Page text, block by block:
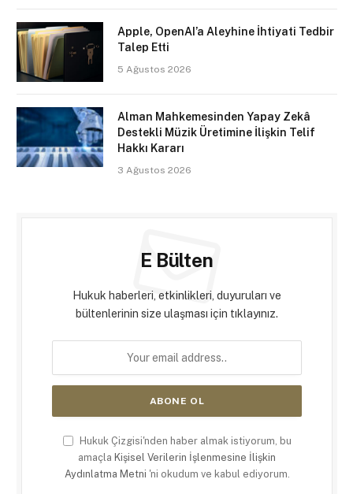
Apple, OpenAI’a Aleyhine İhtiyati Tedbir
Talep Etti
5 Ağustos 2026
Alman Mahkemesinden Yapay Zekâ
Destekli Müzik Üretimine İlişkin Telif
Hakkı Kararı
3 Ağustos 2026
E Bülten
Hukuk haberleri, etkinlikleri, duyuruları ve
bültenlerinin size ulaşması için tıklayınız.
Hukuk Çizgisi'nden haber almak istiyorum, bu
amaçla Kişisel Verilerin İşlenmesine İlişkin
Aydınlatma Metni 'ni okudum ve kabul ediyorum.